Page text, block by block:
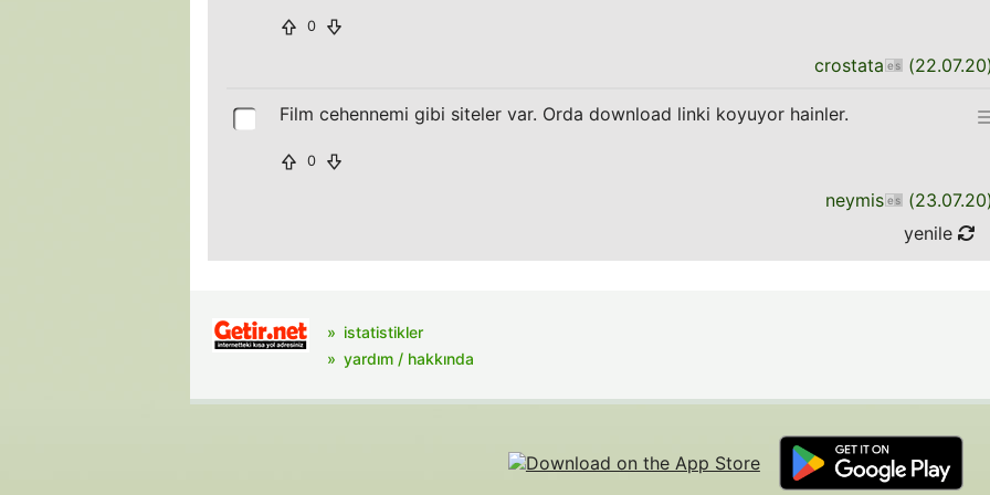
0
crostata (22.07.20
Film cehennemi gibi siteler var. Orda download linki koyuyor hainler.
0
neymis (23.07.20
yenile
istatistikler
yardım / hakkında